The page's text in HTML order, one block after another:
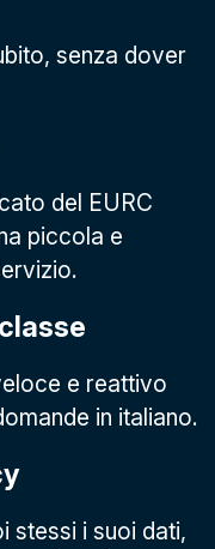
senza dover
del EURC
piccola e
e reattivo
in italiano.
stessi i suoi dati,